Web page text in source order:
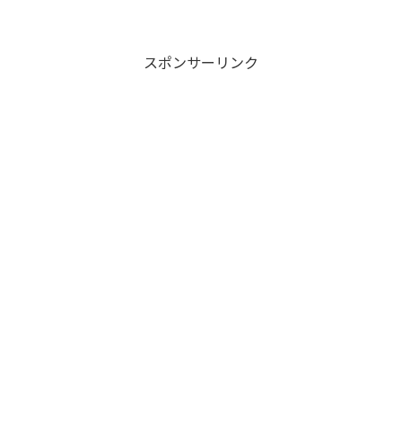
スポンサーリンク